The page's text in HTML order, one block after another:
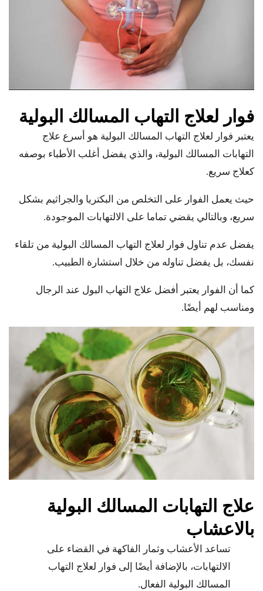
فوار لعلاج التهاب المسالك البولية
يعتبر فوار لعلاج التهاب المسالك البولية هو أسرع علاج
التهابات المسالك البولية، والذي يفضل أغلب الأطباء بوصفه
كعلاج سريع.
حيث يعمل الفوار على التخلص من البكتريا والجراثيم بشكل
سريع، وبالتالي يقضي تماما على الالتهابات الموجودة.
يفضل عدم تناول فوار لعلاج التهاب المسالك البولية من تلقاء
نفسك، بل يفضل تناوله من خلال استشارة الطبيب.
كما أن الفوار يعتبر أفضل علاج التهاب البول عند الرجال
ومناسب لهم أيضًا.
علاج التهابات المسالك البولية
بالاعشاب
تساعد الأعشاب وثمار الفاكهة في القضاء على
الالتهابات، بالإضافة أيضًا إلى فوار لعلاج التهاب
المسالك البولية الفعال.